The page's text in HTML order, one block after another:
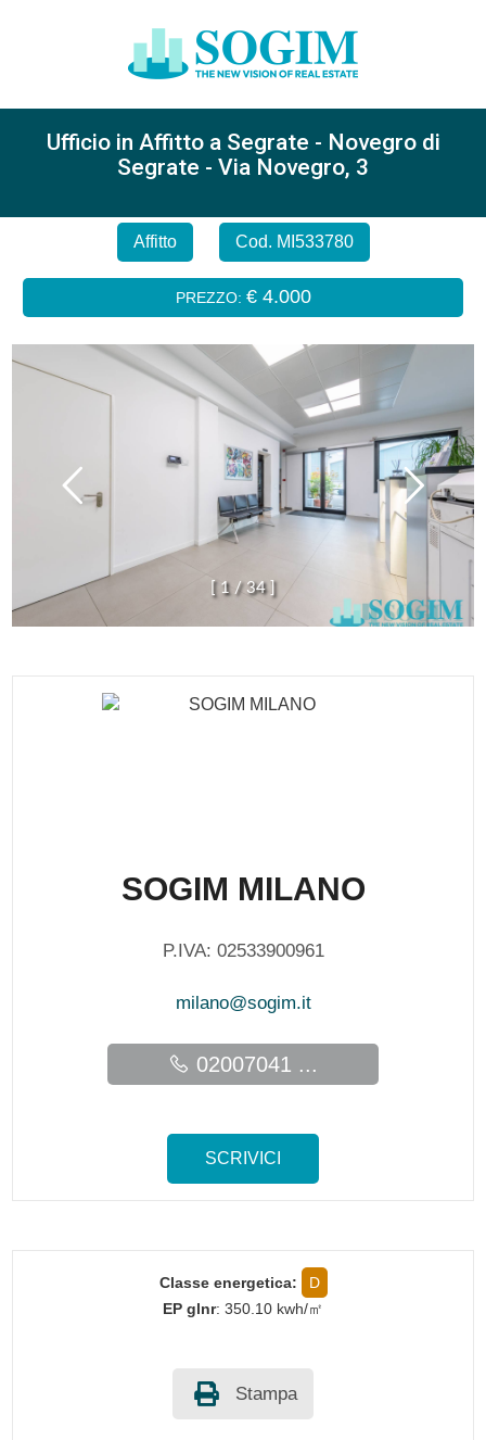
Ufficio in Affitto a Segrate - Novegro di
Segrate - Via Novegro, 3
Affitto Cod. MI533780
PREZZO: € 4.000
1 / 34
SOGIM MILANO
P.IVA: 02533900961
milano@sogim.it
02007041 ...
SCRIVICI
Classe energetica:
D
EP glnr: 350.10 kwh/㎡
Stampa